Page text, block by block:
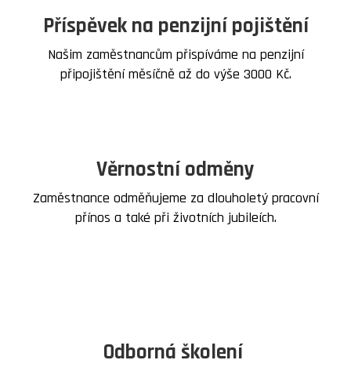
Příspěvek na penzijní pojištění
Našim zaměstnancům přispíváme na penzijní
připojištění měsíčně až do výše 3000 Kč.
Věrnostní odměny
Zaměstnance odměňujeme za dlouholetý pracovní
přínos a také při životních jubileích.
Odborná školení